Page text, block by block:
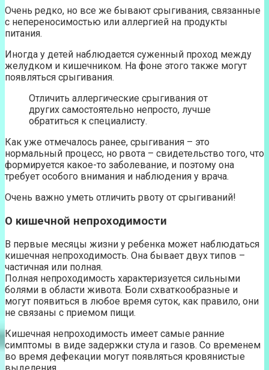
Очень редко, но все же бывают срыгивания, связанные
с непереносимостью или аллергией на продукты
питания.
Иногда у детей наблюдается суженный проход между
желудком и кишечником. На фоне этого также могут
появляться срыгивания.
Отличить аллергические срыгивания от
других самостоятельно непросто, лучше
обратиться к специалисту.
Как уже отмечалось ранее, срыгивания – это
нормальный процесс, но рвота – свидетельство того, что
формируется какое-то заболевание, и поэтому она
требует особого внимания и наблюдения у врача.
Очень важно уметь отличить рвоту от срыгиваний!
О кишечной непроходимости
В первые месяцы жизни у ребенка может наблюдаться
кишечная непроходимость. Она бывает двух типов –
частичная или полная.
Полная непроходимость характеризуется сильными
болями в области живота. Боли схваткообразные и
могут появиться в любое время суток, как правило, они
не связаны с приемом пищи.
Кишечная непроходимость имеет самые ранние
симптомы в виде задержки стула и газов. Со временем
во время дефекации могут появляться кровянистые